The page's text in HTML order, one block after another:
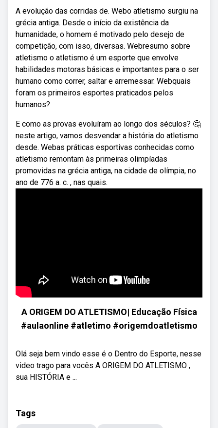
A evolução das corridas de. Webo atletismo surgiu na
grécia antiga. Desde o início da existência da
humanidade, o homem é motivado pelo desejo de
competição, com isso, diversas. Webresumo sobre
atletismo o atletismo é um esporte que envolve
habilidades motoras básicas e importantes para o ser
humano como correr, saltar e arremessar. Webquais
foram os primeiros esportes praticados pelos
humanos?
E como as provas evoluíram ao longo dos séculos? 🤔
neste artigo, vamos desvendar a história do atletismo
desde. Webas práticas esportivas conhecidas como
atletismo remontam às primeiras olimpíadas
promovidas na grécia antiga, na cidade de olímpia, no
ano de 776 a. c. , nas quais.
A ORIGEM DO ATLETISMO| Educação Física
#aulaonline #atletimo #origemdoatletismo
Olá seja bem vindo esse é o Dentro do Esporte, nesse
video trago para vocês A ORIGEM DO ATLETISMO ,
sua HISTÓRIA e ...
Tags